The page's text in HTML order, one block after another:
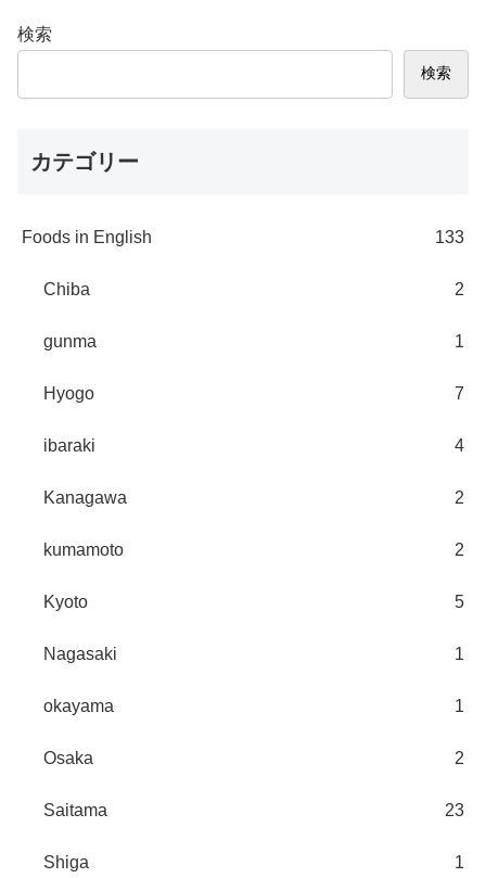
検索
検索
カテゴリー
Foods in English 133
Chiba 2
gunma 1
Hyogo 7
ibaraki 4
Kanagawa 2
kumamoto 2
Kyoto 5
Nagasaki 1
okayama 1
Osaka 2
Saitama 23
Shiga 1